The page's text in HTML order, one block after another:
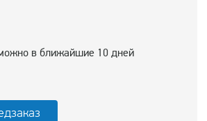
в ближайшие 10 дней